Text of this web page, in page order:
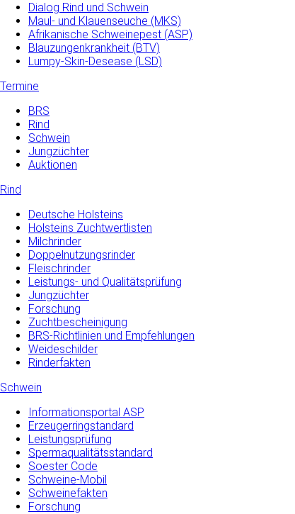
Dialog Rind und Schwein
Maul- und­ Klauenseuche­ (MKS)
Afrikanische Schweinepest (ASP)
Blauzungenkrankheit (BTV)
Lumpy-Skin-Desease (LSD)
Termine
BRS
Rind
Schwein
Jungzüchter
Auktionen
Rind
Deutsche Holsteins
Holsteins Zuchtwertlisten
Milchrinder
Doppelnutzungsrinder
Fleischrinder
Leistungs- und Qualitätsprüfung
Jungzüchter
Forschung
Zuchtbescheinigung
BRS-Richtlinien und Empfehlungen
Weideschilder
Rinderfakten
Schwein
Informationsportal ASP
Erzeugerringstandard
Leistungsprüfung
Spermaqualitätsstandard
Soester Code
Schweine-Mobil
Schweinefakten
Forschung